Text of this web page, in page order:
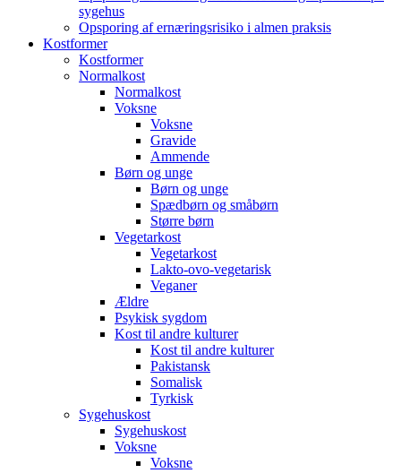
sygehus
Opsporing af ernæringsrisiko i almen praksis
Kostformer
Kostformer
Normalkost
Normalkost
Voksne
Voksne
Gravide
Ammende
Børn og unge
Børn og unge
Spædbørn og småbørn
Større børn
Vegetarkost
Vegetarkost
Lakto-ovo-vegetarisk
Veganer
Ældre
Psykisk sygdom
Kost til andre kulturer
Kost til andre kulturer
Pakistansk
Somalisk
Tyrkisk
Sygehuskost
Sygehuskost
Voksne
Voksne